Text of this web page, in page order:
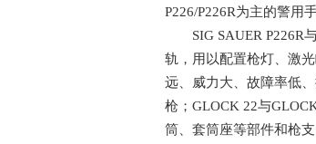
P226/P226R为主的警用
SIG SAUER P226R与
轨，用以配置枪灯、激
远、威力大、故障率低
枪；GLOCK 22与
筒、套筒座等部件和枪